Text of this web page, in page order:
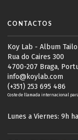
CONTACTOS
Koy Lab - Album
Rua do Caires 300
4700-207 Braga,
info@koylab.com
(+351) 253 695 486
Coste de llamada internacional
Lunes a Viernes: 9h